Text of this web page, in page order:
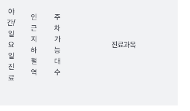
야
간/
일
요
일
진
료
인
근
지
하
철
역
주
차
가
능
대
수
진료과목